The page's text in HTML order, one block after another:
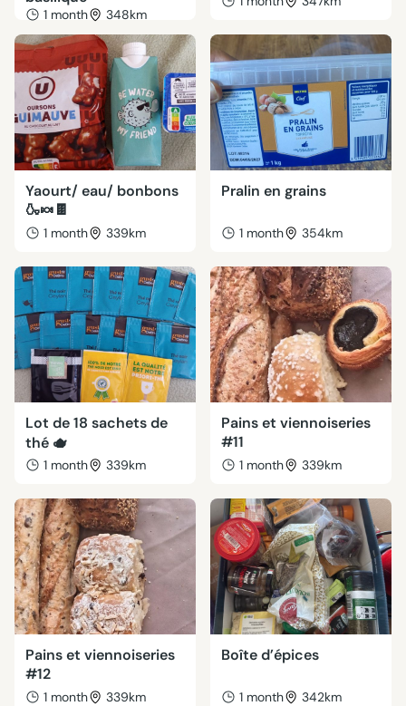
1 month 348km
Yaourt/ eau/ bonbons
🍶🍬🍫
1 month 339km
Pralin en grains
1 month 354km
Lot de 18 sachets de
thé 🫖
1 month 339km
Pains et viennoiseries
#11
1 month 339km
Pains et viennoiseries
#12
1 month 339km
Boîte d’épices
1 month 342km